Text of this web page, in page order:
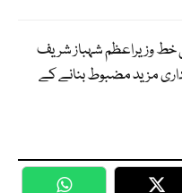
وزیراعظم شہباز شریف
مزید مضبوط بنانے کے